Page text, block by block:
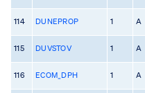
114 DUNEPROP 1 A
115 DUVSTOV 1 A
116 ECOM_DPH 1 A